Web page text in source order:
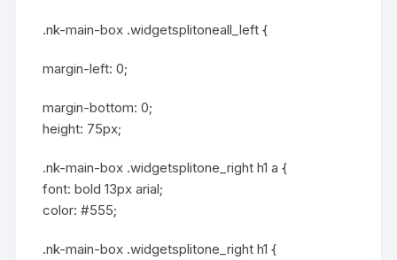
.nk-main-box .widgetsplitoneall_left {
margin-left: 0;
margin-bottom: 0;
height: 75px;
.nk-main-box .widgetsplitone_right h1 a {
font: bold 13px arial;
color: #555;
.nk-main-box .widgetsplitone_right h1 {